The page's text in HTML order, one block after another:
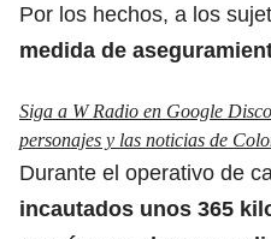
Por los hechos, a los
medida de
Siga a W Radio en Google
personajes y las noticias de
Durante el operativo de
incautados unos 365